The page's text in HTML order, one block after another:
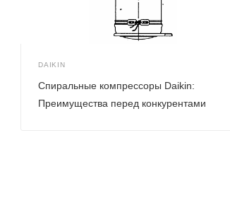
DAIKIN
Спиральные компрессоры Daikin:
Преимущества перед конкурентами